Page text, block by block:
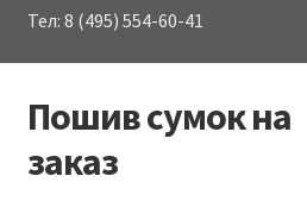
Тел: 8 (495) 554-60-41
Перейти
к
навигации
Перейти
к
содержимому
Пошив сумок на
заказ